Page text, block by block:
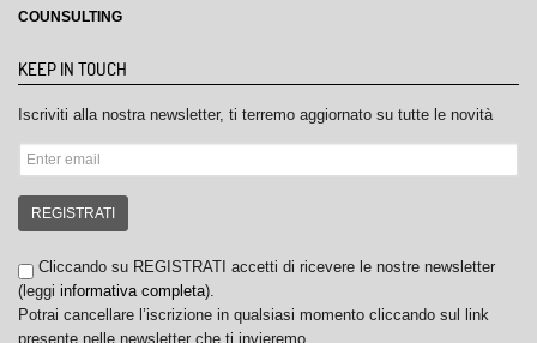
COUNSULTING
KEEP IN TOUCH
Iscriviti alla nostra newsletter, ti terremo aggiornato su tutte le novità
REGISTRATI
Cliccando su REGISTRATI accetti di ricevere le nostre newsletter
(leggi informativa completa).
Potrai cancellare l’iscrizione in qualsiasi momento cliccando sul link